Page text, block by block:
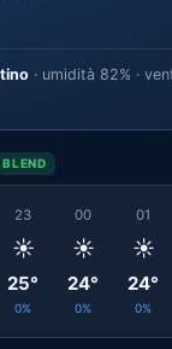
· umidità 82% ·
BLEND
23
☀️
25°
0%
00
☀️
24°
0%
01
☀️
24°
0%